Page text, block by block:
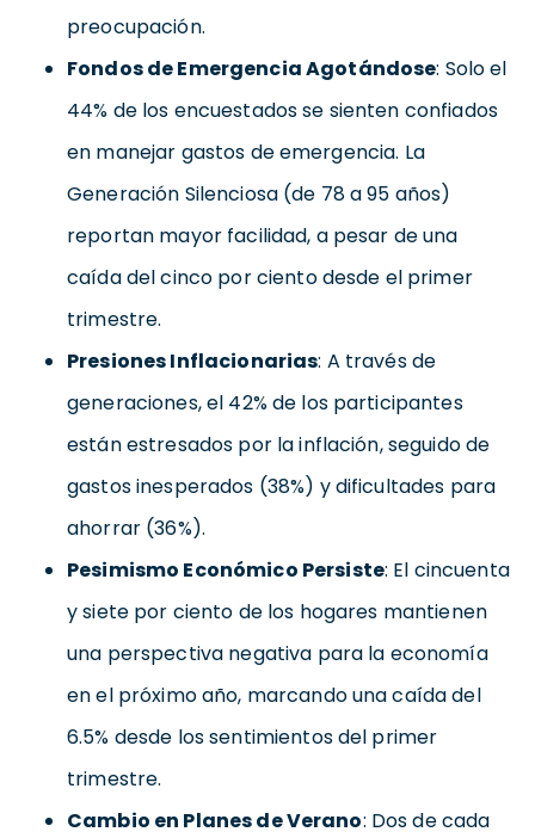
preocupación.
Fondos de Emergencia Agotándose: Solo el
44% de los encuestados se sienten confiados
en manejar gastos de emergencia. La
Generación Silenciosa (de 78 a 95 años)
reportan mayor facilidad, a pesar de una
caída del cinco por ciento desde el primer
trimestre.
Presiones Inflacionarias: A través de
generaciones, el 42% de los participantes
están estresados por la inflación, seguido de
gastos inesperados (38%) y dificultades para
ahorrar (36%).
Pesimismo Económico Persiste: El cincuenta
y siete por ciento de los hogares mantienen
una perspectiva negativa para la economía
en el próximo año, marcando una caída del
6.5% desde los sentimientos del primer
trimestre.
Cambio en Planes de Verano: Dos de cada